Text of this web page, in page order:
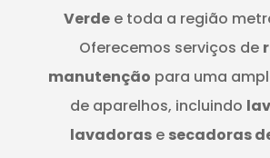
Verdee toda a região
Oferecemos serviços de
manutenção para uma
de aparelhos, incluindo
lavadoras e secadoras